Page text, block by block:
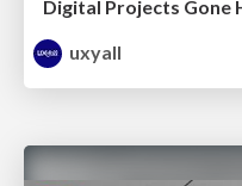
uxyall